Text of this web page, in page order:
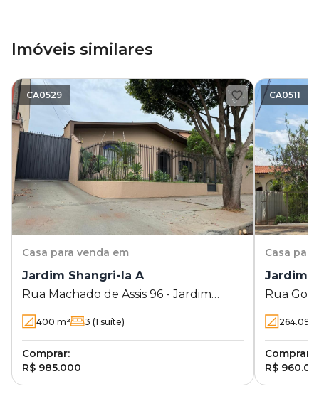
Imóveis similares
CA0529
Casa para venda em
Jardim Shangri-la A
Rua Machado de Assis 96 - Jardim
Shangri-la A - Londrina - PR
400 m² 3 (1 suíte)
Comprar:
R$ 985.000
CA0511
Casa
Jardim
Rua
Araxá
264.09
Comprar:
R$